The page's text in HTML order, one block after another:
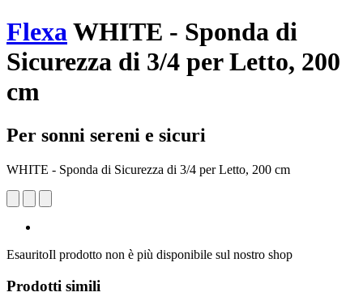
FlexaWHITE - Sponda di
Sicurezza di 3/4 per Letto, 200
cm
Per sonni sereni e sicuri
WHITE - Sponda di Sicurezza di 3/4 per Letto, 200 cm
EsauritoIl prodotto non è più disponibile sul nostro shop
Prodotti simili